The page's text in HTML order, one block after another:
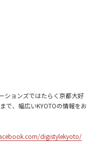
ションズではたらく京都大好
で、幅広いKYOTOの情報をお
digistylekyoto/